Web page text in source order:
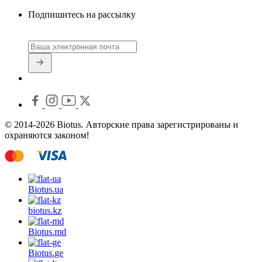
Подпишитесь на рассылку
© 2014-2026 Biotus. Авторские права зарегистрированы и
охраняются законом!
Biotus.ua
biotus.kz
Biotus.md
Biotus.ge